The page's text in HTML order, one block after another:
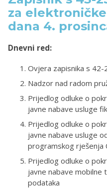
za
dana 4.
Dnevni red:
Ovjera zapisnika s 42-
Nadzor nad radom
Prijedlog odluke o
javne nabave usluge
Prijedlog odluke o
javne nabave usluge
programskog rješenja
Prijedlog odluke o
javne nabave mobilne
podataka